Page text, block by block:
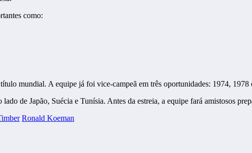
como:
mundial. A equipe já foi vice-campeã em três oportunidades: 1974, 1978
de Japão, Suécia e Tunísia. Antes da estreia, a equipe fará amistosos
Ronald Koeman